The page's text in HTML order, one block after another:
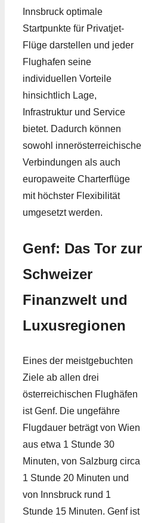
Innsbruck optimale
Startpunkte für Privatjet-
Flüge darstellen und jeder
Flughafen seine
individuellen Vorteile
hinsichtlich Lage,
Infrastruktur und Service
bietet. Dadurch können
sowohl innerösterreichische
Verbindungen als auch
europaweite Charterflüge
mit höchster Flexibilität
umgesetzt werden.
Genf: Das Tor zur
Schweizer
Finanzwelt und
Luxusregionen
Eines der meistgebuchten
Ziele ab allen drei
österreichischen Flughäfen
ist Genf. Die ungefähre
Flugdauer beträgt von Wien
aus etwa 1 Stunde 30
Minuten, von Salzburg circa
1 Stunde 20 Minuten und
von Innsbruck rund 1
Stunde 15 Minuten. Genf ist